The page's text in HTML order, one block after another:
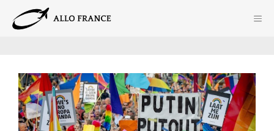
contenu